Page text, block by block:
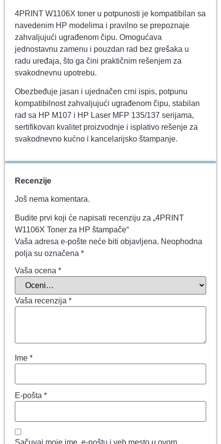
4PRINT W1106X toner u potpunosti je kompatibilan sa
navedenim HP modelima i pravilno se prepoznaje
zahvaljujući ugrađenom čipu. Omogućava
jednostavnu zamenu i pouzdan rad bez grešaka u
radu uređaja, što ga čini praktičnim rešenjem za
svakodnevnu upotrebu.
Obezbeđuje jasan i ujednačen crni ispis, potpunu
kompatibilnost zahvaljujući ugrađenom čipu, stabilan
rad sa HP M107 i HP Laser MFP 135/137 serijama,
sertifikovan kvalitet proizvodnje i isplativo rešenje za
svakodnevno kućno i kancelarijsko štampanje.
Recenzije
Još nema komentara.
Budite prvi koji će napisati recenziju za „4PRINT
W1106X Toner za HP štampače“
Vaša adresa e-pošte neće biti objavljena. Neophodna
polja su označena *
Vaša ocena *
Vaša recenzija *
Ime *
E-pošta *
Sačuvaj moje ime, e-poštu i veb mesto u ovom